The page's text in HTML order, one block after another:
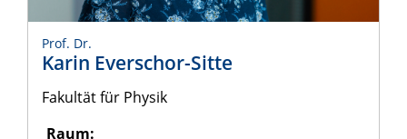
Prof. Dr.
Karin Everschor-Sitte
Fakultät für Physik
Raum: